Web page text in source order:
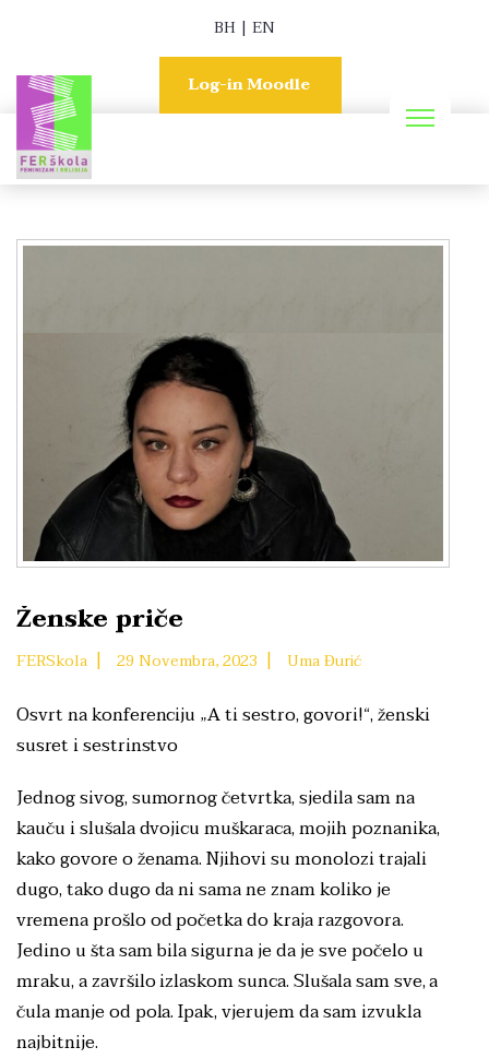
BH | EN
Log-in Moodle
Ženske priče
FERSkola | 29 Novembra, 2023 | Uma Đurić
Osvrt na konferenciju „A ti sestro, govori!“, ženski
susret i sestrinstvo
Jednog sivog, sumornog četvrtka, sjedila sam na
kauču i slušala dvojicu muškaraca, mojih poznanika,
kako govore o ženama. Njihovi su monolozi trajali
dugo, tako dugo da ni sama ne znam koliko je
vremena prošlo od početka do kraja razgovora.
Jedino u šta sam bila sigurna je da je sve počelo u
mraku, a završilo izlaskom sunca. Slušala sam sve, a
čula manje od pola. Ipak, vjerujem da sam izvukla
najbitnije.